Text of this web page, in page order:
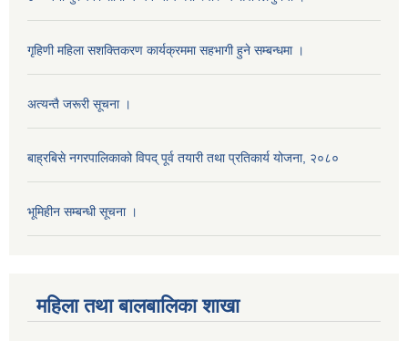
गृहिणी महिला सशक्तिकरण कार्यक्रममा सहभागी हुने सम्बन्धमा ।
अत्यन्तै जरूरी सूचना ।
बाह्रबिसे नगरपालिकाको विपद् पूर्व तयारी तथा प्रतिकार्य योजना, २०८०
भूमिहीन सम्बन्धी सूचना ।
महिला तथा बालबालिका शाखा